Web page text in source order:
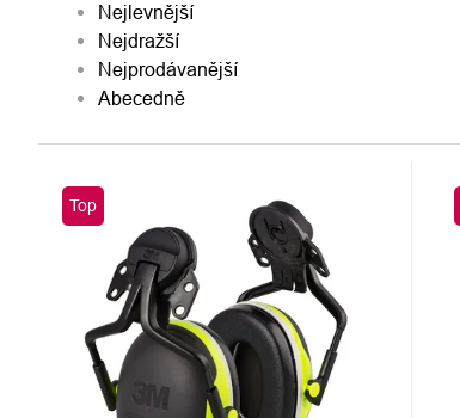
PRODUKTŮ
Nejlevnější
Nejdražší
Nejprodávanější
Abecedně
VÝPIS
PRODUKTŮ
Top